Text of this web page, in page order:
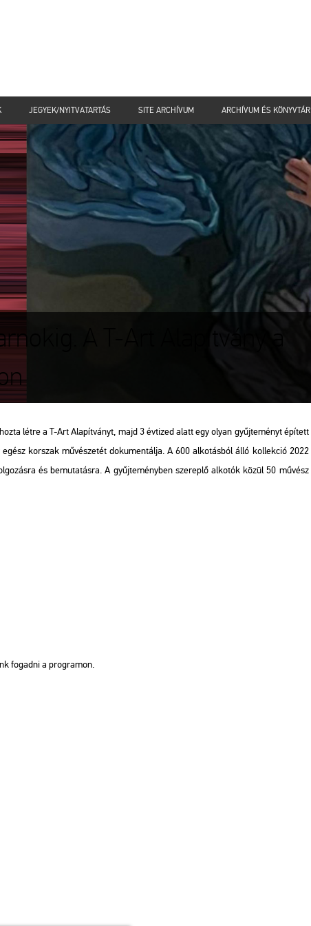
JEGYEK/NYITVATARTÁS SITE ARCHÍVUM ARCHÍVUM ÉS KÖNYVTÁR
A T-Art Alapítvány a
létre a T-Art Ala­pít­ványt, majd 3 év­ti­zed alatt egy olyan gyűj­te­ményt épí­tett
kor­szak mű­vé­sze­tét do­ku­men­tál­ja. A 600 al­ko­tás­ból álló kol­lek­ció 2022
és be­mu­ta­tás­ra. A gyűj­te­mény­ben sze­rep­lő al­ko­tók közül 50 mű­vész
fo­gad­ni a prog­ra­mon.